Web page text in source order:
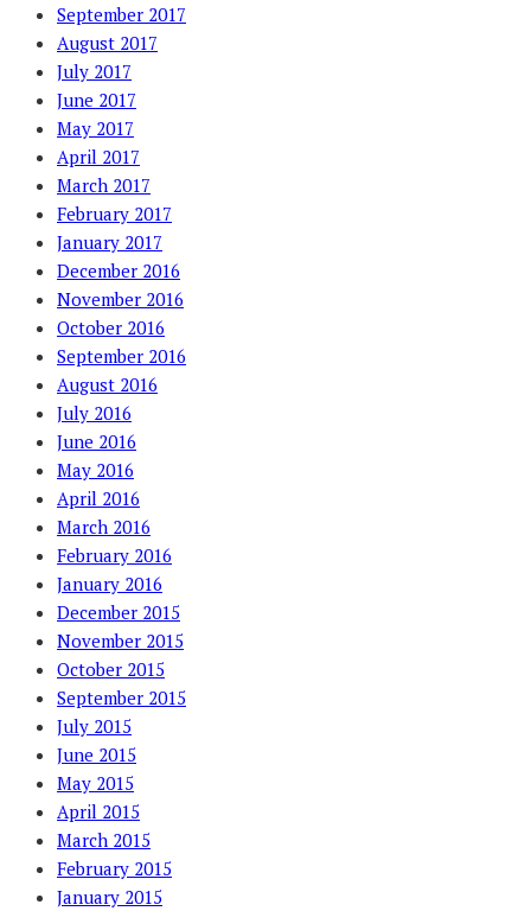
September 2017
August 2017
July 2017
June 2017
May 2017
April 2017
March 2017
February 2017
January 2017
December 2016
November 2016
October 2016
September 2016
August 2016
July 2016
June 2016
May 2016
April 2016
March 2016
February 2016
January 2016
December 2015
November 2015
October 2015
September 2015
July 2015
June 2015
May 2015
April 2015
March 2015
February 2015
January 2015